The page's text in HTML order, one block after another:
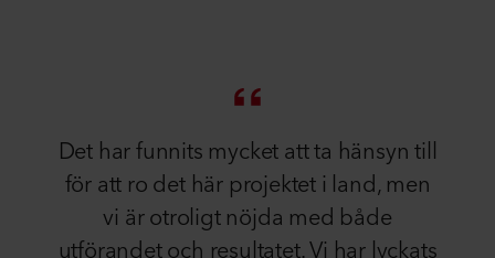
Det har funnits mycket att ta hänsyn till
för att ro det här projektet i land, men
vi är otroligt nöjda med både
utförandet och resultatet. Vi har lyckats